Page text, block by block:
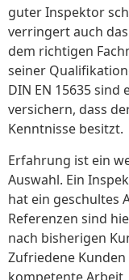
guter Inspektor
verringert auch
dem richtigen
seiner
DIN EN 15635 sind
versichern, dass
Kenntnisse besitzt.
Erfahrung ist ein
Auswahl. Ein
hat ein geschultes
Referenzen sind
nach bisherigen
Zufriedene